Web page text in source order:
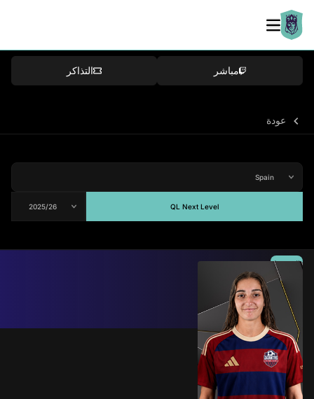
مباشر التذاكر
عودة
QL Next Level
المتوسط